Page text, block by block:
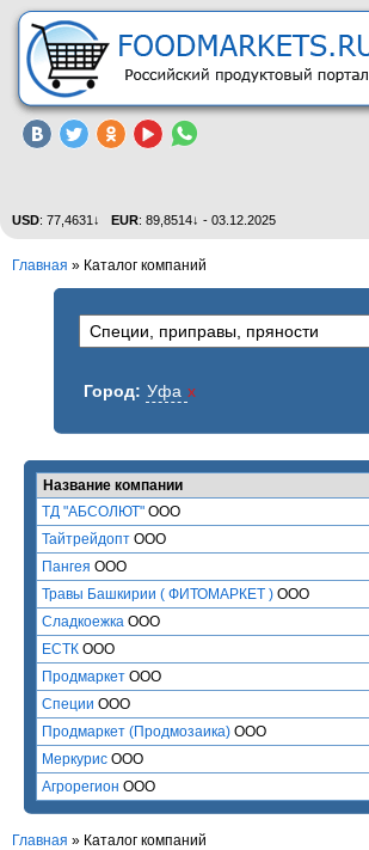
USD: 77,4631↓ EUR: 89,8514↓ - 03.12.2025
Главная » Каталог компаний
Город: Уфа x
Название компании
ТД "АБСОЛЮТ" ООО
Тайтрейдопт ООО
Пангея ООО
Травы Башкирии ( ФИТОМАРКЕТ ) ООО
Сладкоежка ООО
ЕСТК ООО
Продмаркет ООО
Специи ООО
Продмаркет (Продмозаика) ООО
Меркурис ООО
Агрорегион ООО
Главная » Каталог компаний